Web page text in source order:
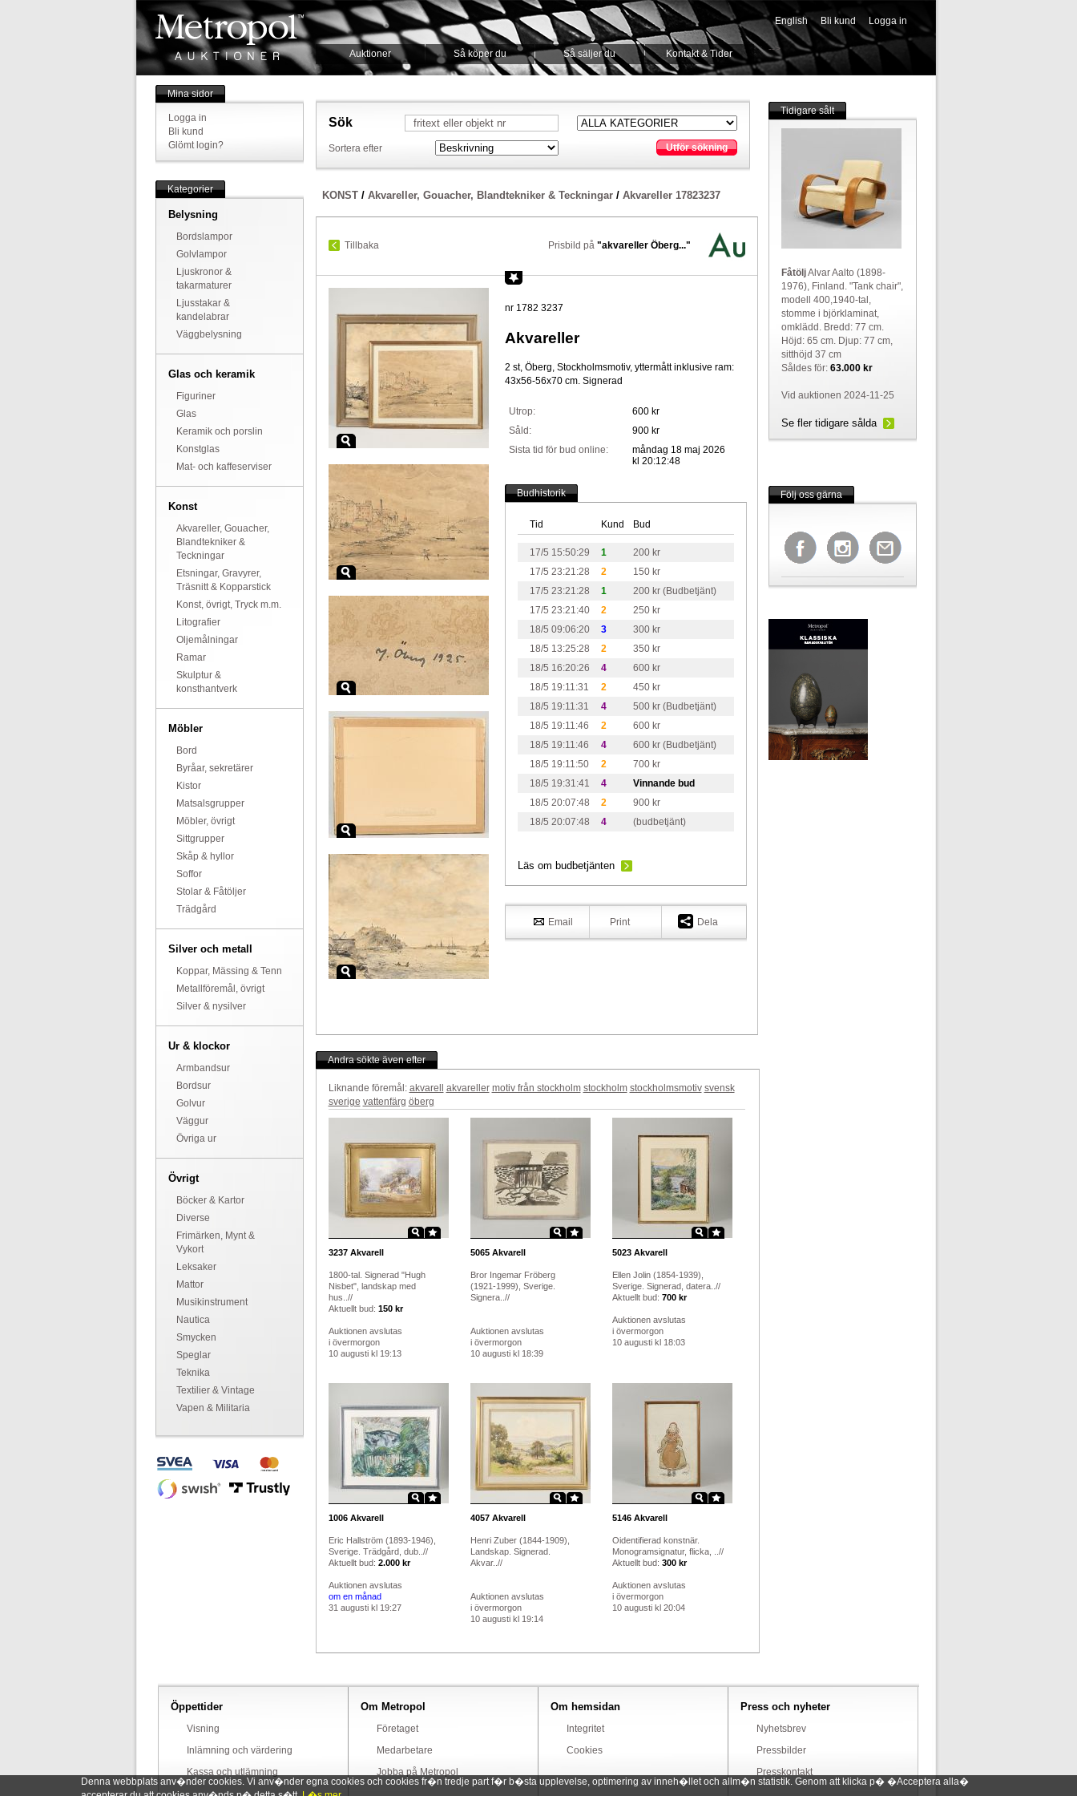
Denna webbplats anv�nder cookies. Vi anv�nder egna cookies och cookies fr�n tredje part f�r b�sta upplevelse, optimering av inneh�llet och allm�n statistik. Genom att klicka p� �Acceptera alla�
Auktioner Så köper du Så säljer du Kontakt & Tider
English Bli kund Logga in
-->
Mina sidor
Logga in
Bli kund
Glömt login?
Kategorier
Belysning
Bordslampor
Golvlampor
Ljuskronor &
takarmaturer
Ljusstakar &
kandelabrar
Väggbelysning
Glas och keramik
Figuriner
Glas
Keramik och porslin
Konstglas
Mat- och kaffeserviser
Konst
Akvareller, Gouacher,
Blandtekniker &
Teckningar
Etsningar, Gravyrer,
Träsnitt & Kopparstick
Konst, övrigt, Tryck m.m.
Litografier
Oljemålningar
Ramar
Skulptur &
konsthantverk
Möbler
Bord
Byråar, sekretärer
Kistor
Matsalsgrupper
Möbler, övrigt
Sittgrupper
Skåp & hyllor
Soffor
Stolar & Fåtöljer
Trädgård
Silver och metall
Koppar, Mässing & Tenn
Metallföremål, övrigt
Silver & nysilver
Ur & klockor
Armbandsur
Bordsur
Golvur
Väggur
Övriga ur
Övrigt
Böcker & Kartor
Diverse
Frimärken, Mynt &
Vykort
Leksaker
Mattor
Musikinstrument
Nautica
Smycken
Speglar
Teknika
Textilier & Vintage
Vapen & Militaria
Sök
Sortera efter Utför sökning
KONST/ Akvareller, Gouacher, Blandtekniker & Teckningar/ Akvareller 17823237
Tillbaka Prisbild på "akvareller Öberg..."
nr 1782 3237
Akvareller
2 st, Öberg, Stockholmsmotiv, yttermått inklusive ram:
43x56-56x70 cm. Signerad
Utrop:
600 kr
Såld:
900 kr
Sista tid för bud online:
måndag 18 maj 2026
kl 20:12:48
Budhistorik
Tid Kund Bud
17/5 15:50:29 1
200 kr
17/5 23:21:28
2
150 kr
17/5 23:21:28
1
200 kr (Budbetjänt)
17/5 23:21:40
2
250 kr
18/5 09:06:20
3
300 kr
18/5 13:25:28
2
350 kr
18/5 16:20:26
4
600 kr
18/5 19:11:31
2
450 kr
18/5 19:11:31
4
500 kr (Budbetjänt)
18/5 19:11:46
2
600 kr
18/5 19:11:46
4
600 kr (Budbetjänt)
18/5 19:11:50
2
700 kr
18/5 19:31:41
4
Vinnande bud
18/5 20:07:48
2
900 kr
18/5 20:07:48
4 (budbetjänt)
Läs om budbetjänten
Email Print Dela
Andra sökte även efter
Liknande föremål: akvarell akvareller motiv från stockholm stockholm stockholmsmotiv svensk
sverige vattenfärg öberg
3237Akvarell
1800-tal. Signerad "Hugh
Nisbet", landskap med
hus..//
Aktuellt bud: 150 kr
Auktionen avslutas
i övermorgon
10 augusti kl 19:13
5065Akvarell
Bror Ingemar Fröberg
(1921-1999), Sverige.
Signera..//
Auktionen avslutas
i övermorgon
10 augusti kl 18:39
5023Akvarell
Ellen Jolin (1854-1939),
Sverige. Signerad, datera..//
Aktuellt bud: 700 kr
Auktionen avslutas
i övermorgon
10 augusti kl 18:03
1006Akvarell
Eric Hallström (1893-1946),
Sverige. Trädgård, dub..//
Aktuellt bud: 2.000 kr
Auktionen avslutas
om en månad
31 augusti kl 19:27
4057Akvarell
Henri Zuber (1844-1909),
Landskap. Signerad.
Akvar..//
Auktionen avslutas
i övermorgon
10 augusti kl 19:14
5146Akvarell
Oidentifierad konstnär.
Monogramsignatur, flicka, ..//
Aktuellt bud: 300 kr
Auktionen avslutas
i övermorgon
10 augusti kl 20:04
Tidigare sålt
FåtöljAlvar Aalto (1898-
1976), Finland. "Tank chair",
modell 400,1940-tal,
stomme i björklaminat,
omklädd. Bredd: 77 cm.
Höjd: 65 cm. Djup: 77 cm,
sitthöjd 37 cm
Såldes för: 63.000 kr
Vid auktionen 2024-11-25
Se fler tidigare sålda
Följ oss gärna
Öppettider
Visning
Inlämning och värdering
Kassa och utlämning
Om Metropol
Företaget
Medarbetare
Jobba på Metropol
Om hemsidan
Integritet
Cookies
Press och nyheter
Nyhetsbrev
Pressbilder
Presskontakt